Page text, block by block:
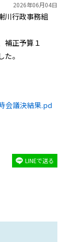
2026年06月04日
川行政事務組
補正予算１
。
会議決結果.pd
LINEで送る